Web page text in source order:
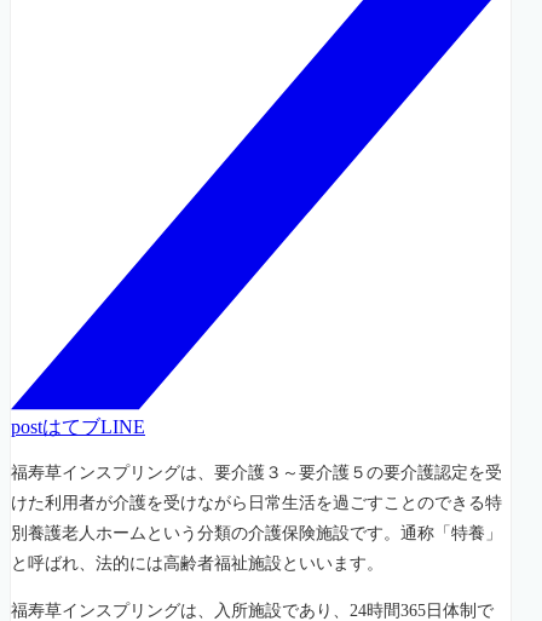
postはてブLINE
福寿草インスプリングは、要介護３～要介護５の要介護認定を受
けた利用者が介護を受けながら日常生活を過ごすことのできる特
別養護老人ホームという分類の介護保険施設です。通称「特養」
と呼ばれ、法的には高齢者福祉施設といいます。
福寿草インスプリングは、入所施設であり、24時間365日体制で